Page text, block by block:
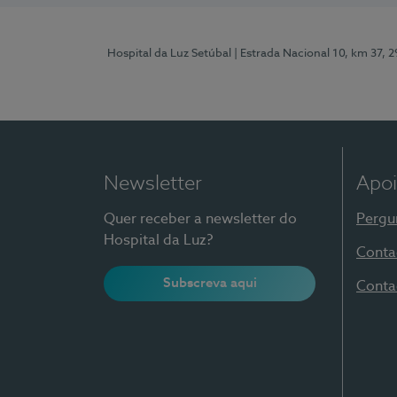
Hospital da Luz Setúbal | Estrada Nacional 10, km 37,
Newsletter
Quer receber a newsletter do
Hospital da Luz?
Subscreva aqui